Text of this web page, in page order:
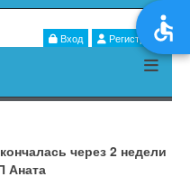
Вход Регистрация
через 2 недели
Аната